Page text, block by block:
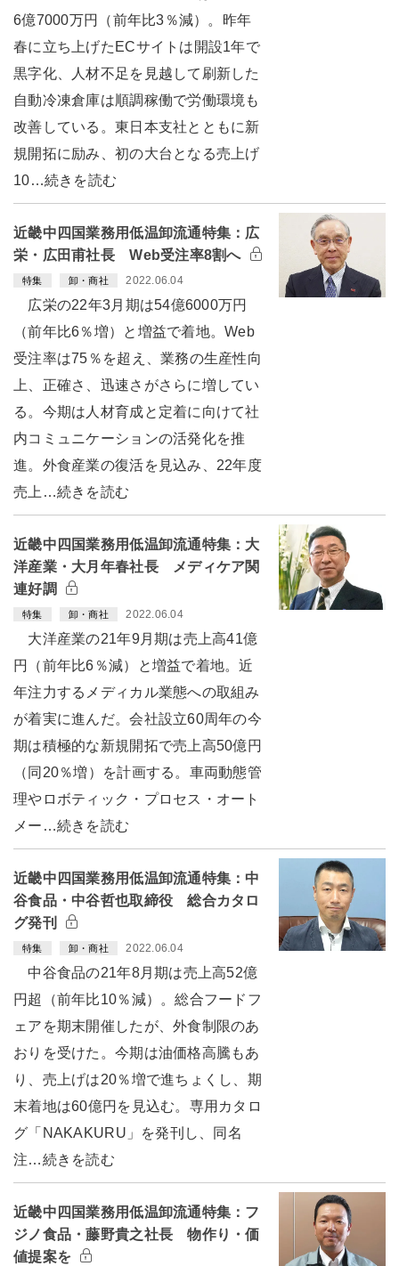
6億7000万円（前年比3％減）。昨年
春に立ち上げたECサイトは開設1年で
黒字化、人材不足を見越して刷新した
自動冷凍倉庫は順調稼働で労働環境も
改善している。東日本支社とともに新
規開拓に励み、初の大台となる売上げ
10…続きを読む
近畿中四国業務用低温卸流通特集：広
栄・広田甫社長 Web受注率8割へ
特集 卸・商社 2022.06.04
広栄の22年3月期は54億6000万円
（前年比6％増）と増益で着地。Web
受注率は75％を超え、業務の生産性向
上、正確さ、迅速さがさらに増してい
る。今期は人材育成と定着に向けて社
内コミュニケーションの活発化を推
進。外食産業の復活を見込み、22年度
売上…続きを読む
近畿中四国業務用低温卸流通特集：大
洋産業・大月年春社長 メディケア関
連好調
特集 卸・商社 2022.06.04
大洋産業の21年9月期は売上高41億
円（前年比6％減）と増益で着地。近
年注力するメディカル業態への取組み
が着実に進んだ。会社設立60周年の今
期は積極的な新規開拓で売上高50億円
（同20％増）を計画する。車両動態管
理やロボティック・プロセス・オート
メー…続きを読む
近畿中四国業務用低温卸流通特集：中
谷食品・中谷哲也取締役 総合カタロ
グ発刊
特集 卸・商社 2022.06.04
中谷食品の21年8月期は売上高52億
円超（前年比10％減）。総合フードフ
ェアを期末開催したが、外食制限のあ
おりを受けた。今期は油価格高騰もあ
り、売上げは20％増で進ちょくし、期
末着地は60億円を見込む。専用カタロ
グ「NAKAKURU」を発刊し、同名
注…続きを読む
近畿中四国業務用低温卸流通特集：フ
ジノ食品・藤野貴之社長 物作り・価
値提案を